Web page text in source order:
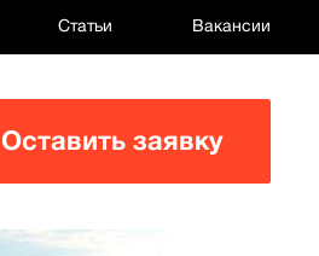
Статьи Вакансии
Оставить заявку